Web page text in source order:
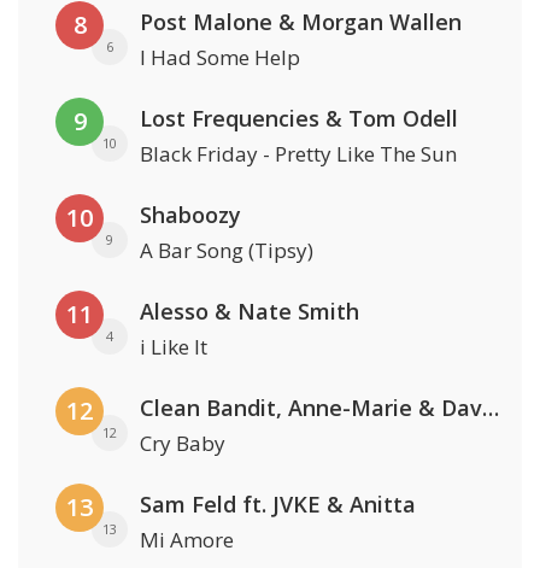
8
6
Post Malone & Morgan Wallen
I Had Some Help
9
10
Lost Frequencies & Tom Odell
Black Friday - Pretty Like The Sun
10
9
Shaboozy
A Bar Song (Tipsy)
11
4
Alesso & Nate Smith
i Like It
12
12
Clean Bandit, Anne-Marie & David Guetta
Cry Baby
13
13
Sam Feld ft. JVKE & Anitta
Mi Amore